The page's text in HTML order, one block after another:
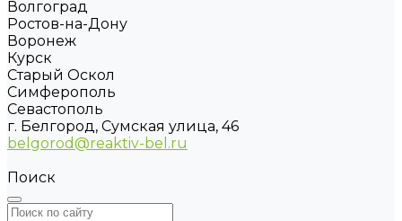
Волгоград
Ростов-на-Дону
Воронеж
Курск
Старый Оскол
Симферополь
Севастополь
г. Белгород, Сумская улица, 46
belgorod@reaktiv-bel.ru
Поиск